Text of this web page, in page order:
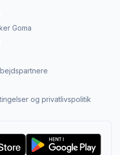
Goma
og privatlivspolitik